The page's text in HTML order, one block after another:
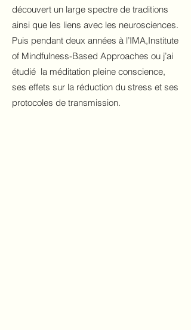
découvert un large spectre de traditions
ainsi que les liens avec les neurosciences.
Puis pendant deux années à l’IMA,Institute
of Mindfulness-Based Approaches ou j’ai
étudié la méditation pleine conscience,
ses effets sur la réduction du stress et ses
protocoles de transmission.